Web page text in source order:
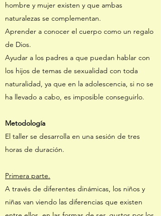
hombre y mujer existen y que ambas
naturalezas se complementan.
Aprender a conocer el cuerpo como un regalo
de Dios.
Ayudar a los padres a que puedan hablar con
los hijos de temas de sexualidad con toda
naturalidad, ya que en la adolescencia, si no se
ha llevado a cabo, es imposible conseguirlo.
Metodología
El taller se desarrolla en una sesión de tres
horas de duración.
Primera parte.
A través de diferentes dinámicas, los niños y
niñas van viendo las diferencias que existen